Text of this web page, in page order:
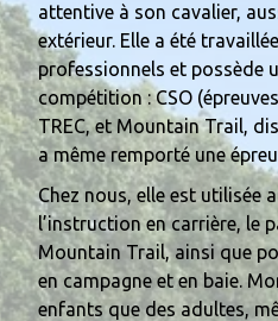
attentive à son cavalier,
extérieur. Elle a été
professionnels et possède
compétition : CSO
TREC, et Mountain Trail,
a même remporté une
Chez nous, elle est utilisée
l’instruction en carrière, le
Mountain Trail, ainsi que
en campagne et en baie.
enfants que des adultes,